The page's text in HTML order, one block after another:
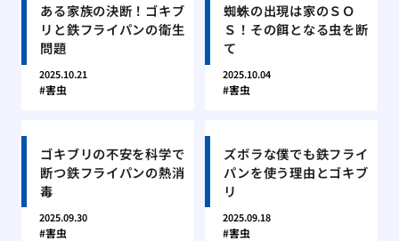
ある家族の決断！ゴキブ
リと鉄フライパンの衛生
問題
2025.10.21
害虫
蜘蛛の出現は家のＳＯ
Ｓ！その餌となる虫を断
て
2025.10.04
害虫
ゴキブリの不安を科学で
断つ鉄フライパンの熱消
毒
2025.09.30
害虫
ズボラな僕でも鉄フライ
パンを使う理由とゴキブ
リ
2025.09.18
害虫